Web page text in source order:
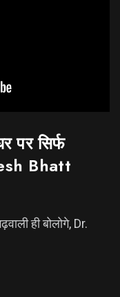
पर सिर्फ
Bhatt
ही बोलोगे, Dr.